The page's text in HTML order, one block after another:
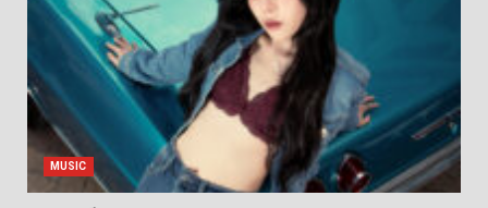
MUSIC